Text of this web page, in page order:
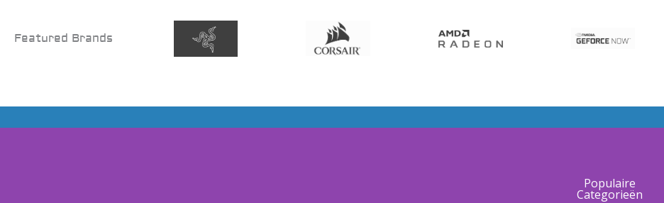
Featured Brands
Populaire
Categorieën